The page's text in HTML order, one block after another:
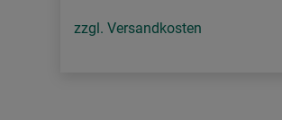
zzgl. Versandkosten